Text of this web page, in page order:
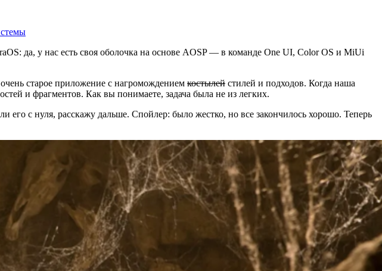
да, у нас есть своя оболочка на основе AOSP — в команде One UI, Color OS и MiUi
старое приложение с нагромождением костылей стилей и подходов. Когда наша
и фрагментов. Как вы понимаете, задача была не из легких.
его с нуля, расскажу дальше. Спойлер: было жестко, но все закончилось хорошо. Теперь